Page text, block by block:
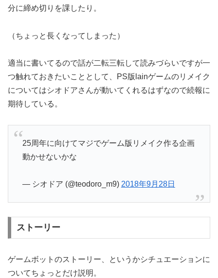
分に締め切りを課したり。
（ちょっと長くなってしまった）
適当に書いてるので話が二転三転して読みづらいですが一
つ触れておきたいこととして、PS版lainゲームのリメイク
についてはシオドアさんが動いてくれるはずなので続報に
期待している。
25周年に向けてマジでゲーム版リメイク作る企画
動かせないかな
— シオドア (@teodoro_m9) 2018年9月28日
ストーリー
ゲームボットのストーリー、というかシチュエーションに
ついてちょっとだけ説明。